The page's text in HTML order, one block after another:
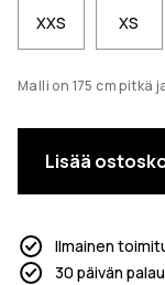
XXS XS
Malli on 175 cm pitkä
Lisää
Ilmainen
30 päivän